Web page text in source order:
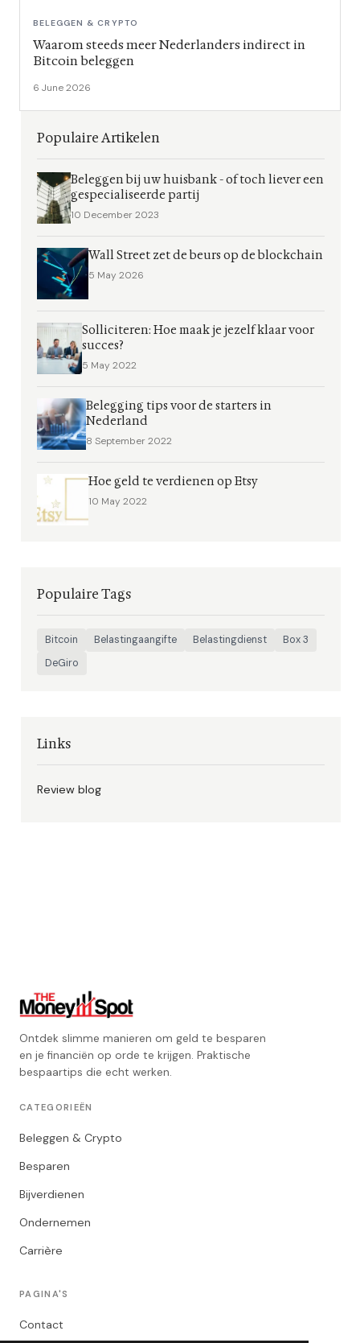
BELEGGEN & CRYPTO
Waarom steeds meer Nederlanders indirect in
Bitcoin beleggen
6 June 2026
Populaire Artikelen
Beleggen bij uw huisbank - of toch liever een
gespecialiseerde partij
10 December 2023
Wall Street zet de beurs op de blockchain
5 May 2026
Solliciteren: Hoe maak je jezelf klaar voor
succes?
5 May 2022
Belegging tips voor de starters in
Nederland
8 September 2022
Hoe geld te verdienen op Etsy
10 May 2022
Populaire Tags
Bitcoin Belastingaangifte Belastingdienst
Box 3
DeGiro
Links
Review blog
Ontdek slimme manieren om geld te besparen
en je financiën op orde te krijgen. Praktische
bespaartips die echt werken.
CATEGORIEËN
Beleggen & Crypto
Besparen
Bijverdienen
Ondernemen
Carrière
PAGINA'S
Contact